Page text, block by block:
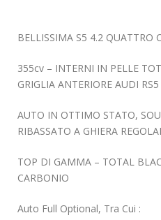
BELLISSIMA S5 4.2 QUATTRO
355cv – INTERNI IN PELLE
GRIGLIA ANTERIORE AUDI
AUTO IN OTTIMO STATO,
RIBASSATO A GHIERA
TOP DI GAMMA – TOTAL
CARBONIO
Auto Full Optional, Tra Cui :